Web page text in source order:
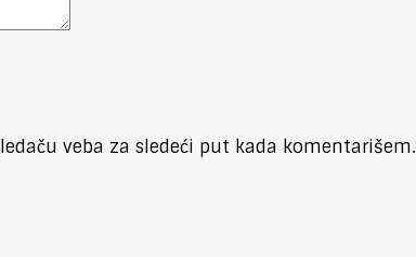
veba za sledeći put kada komentarišem.